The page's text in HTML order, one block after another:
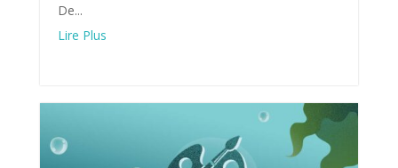
De...
Lire Plus